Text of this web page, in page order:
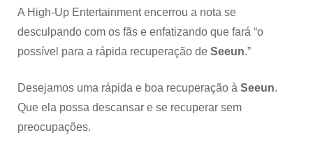
A High-Up Entertainment encerrou a nota se
desculpando com os fãs e enfatizando que fará “o
possível para a rápida recuperação de Seeun.”
Desejamos uma rápida e boa recuperação à Seeun.
Que ela possa descansar e se recuperar sem
preocupações.